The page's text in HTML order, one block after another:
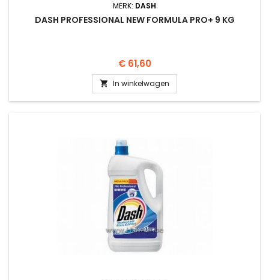
MERK: DASH
DASH PROFESSIONAL NEW FORMULA PRO+ 9 KG
Prijs
€ 61,60
 In winkelwagen